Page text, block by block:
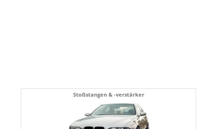
Stoßstangen & -verstärker